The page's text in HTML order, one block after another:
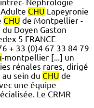
Néphrologie
CHU Lapeyronie
CHU de Montpellier -
Doyen Gaston
5 FRANCE
+ 33 (0)4 67 33 84 79
-montpellier [...] un
rénales rares, dirigé
sein du CHU de
une équipe
Le CRMR